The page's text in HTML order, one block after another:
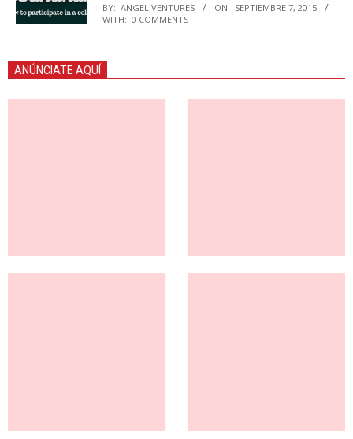
BY: ANGEL VENTURES ON: SEPTIEMBRE 7, 2015
WITH: 0 COMMENTS
ANÚNCIATE AQUÍ